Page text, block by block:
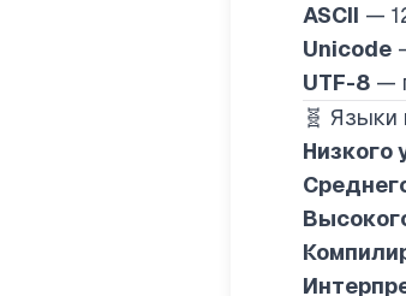
ASCII —
Unicode
UTF-8 —
🧬 Языки
Низкого